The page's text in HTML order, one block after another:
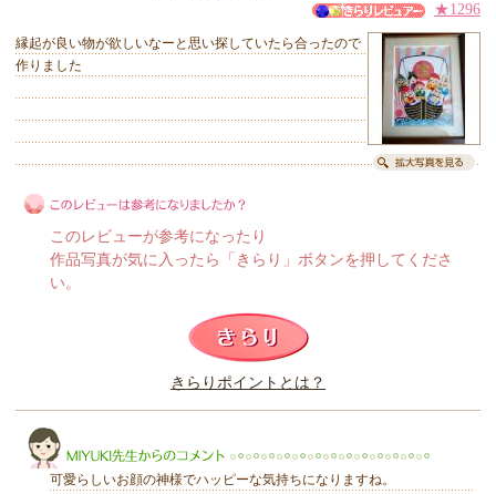
★1296
縁起が良い物が欲しいなーと思い探していたら合ったので
作りました
このレビューは参考になりましたか？
このレビューが参考になったり
作品写真が気に入ったら「きらり」ボタンを押してくださ
い。
きらりポイントとは？
可愛らしいお顔の神様でハッピーな気持ちになりますね。